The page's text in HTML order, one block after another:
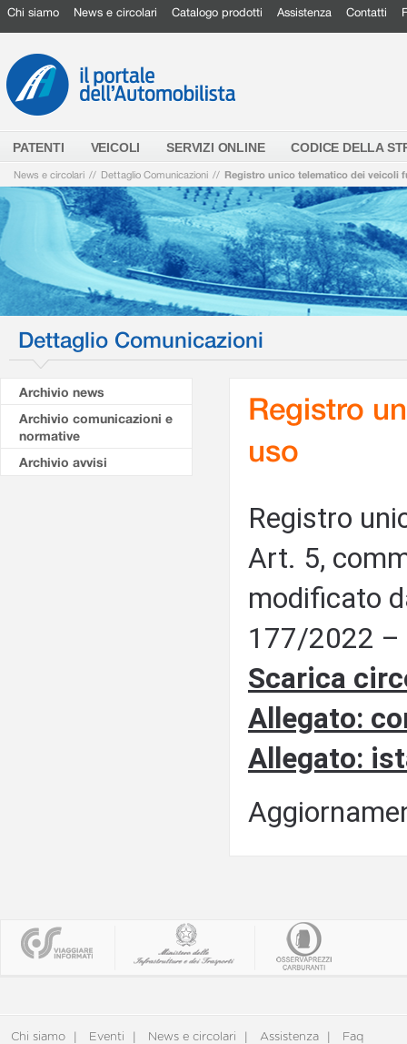
Chi siamo News e circolari Catalogo prodotti Assistenza Contatti
PATENTI VEICOLI SERVIZI ONLINE CODICE DELLA
News e circolari // Dettaglio Comunicazioni // Registro unico telematico dei veicoli
Dettaglio Comunicazioni
Archivio news
Archivio comunicazioni e
normative
Archivio avvisi
Registro
uso
Registro
Art. 5,
modificato
177/2022 –
Scarica
Allegato:
Allegato:
Chi siamo Eventi News e circolari Assistenza Faq